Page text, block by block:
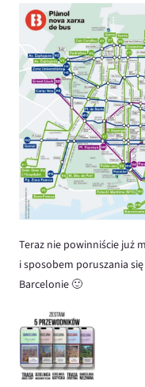
Teraz nie powinniście już
i sposobem poruszania
Barcelonie 🙂